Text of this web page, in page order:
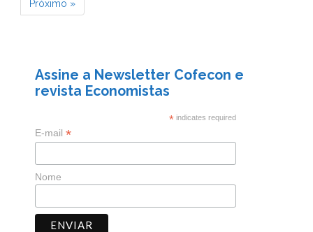
Próximo »
Assine a Newsletter Cofecon e
revista Economistas
* indicates required
E-mail *
Nome